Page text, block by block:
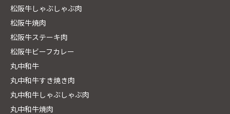
松阪牛しゃぶしゃぶ肉
松阪牛焼肉
松阪牛ステーキ肉
松阪牛ビーフカレー
丸中和牛
丸中和牛すき焼き肉
丸中和牛しゃぶしゃぶ肉
丸中和牛焼肉